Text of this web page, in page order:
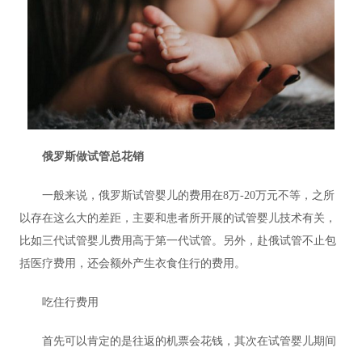
俄罗斯做试管总花销
一般来说，俄罗斯试管婴儿的费用在8万-20万元不等，之所
以存在这么大的差距，主要和患者所开展的试管婴儿技术有关，
比如三代试管婴儿费用高于第一代试管。另外，赴俄试管不止包
括医疗费用，还会额外产生衣食住行的费用。
吃住行费用
首先可以肯定的是往返的机票会花钱，其次在试管婴儿期间